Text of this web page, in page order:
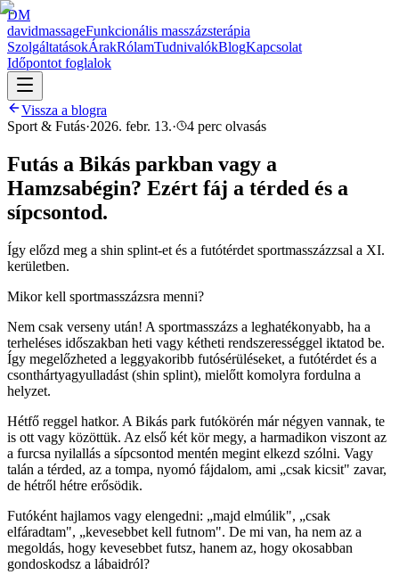
DM
davidmassageFunkcionális masszázsterápia
SzolgáltatásokÁrakRólamTudnivalókBlogKapcsolat
Időpontot foglalok
Vissza a blogra
Sport & Futás·2026. febr. 13.· 4 perc olvasás
Futás a Bikás parkban vagy a
Hamzsabégin? Ezért fáj a térded és a
sípcsontod.
Így előzd meg a shin splint-et és a futótérdet sportmasszázzsal a XI.
kerületben.
Mikor kell sportmasszázsra menni?
Nem csak verseny után! A sportmasszázs a leghatékonyabb, ha a
terheléses időszakban heti vagy kétheti rendszerességgel iktatod be.
Így megelőzheted a leggyakoribb futósérüléseket, a futótérdet és a
csonthártyagyulladást (shin splint), mielőtt komolyra fordulna a
helyzet.
Hétfő reggel hatkor. A Bikás park futókörén már négyen vannak, te
is ott vagy közöttük. Az első két kör megy, a harmadikon viszont az
a furcsa nyilallás a sípcsontod mentén megint elkezd szólni. Vagy
talán a térded, az a tompa, nyomó fájdalom, ami „csak kicsit" zavar,
de hétről hétre erősödik.
Futóként hajlamos vagy elengedni: „majd elmúlik", „csak
elfáradtam", „kevesebbet kell futnom". De mi van, ha nem az a
megoldás, hogy kevesebbet futsz, hanem az, hogy okosabban
gondoskodsz a lábaidról?